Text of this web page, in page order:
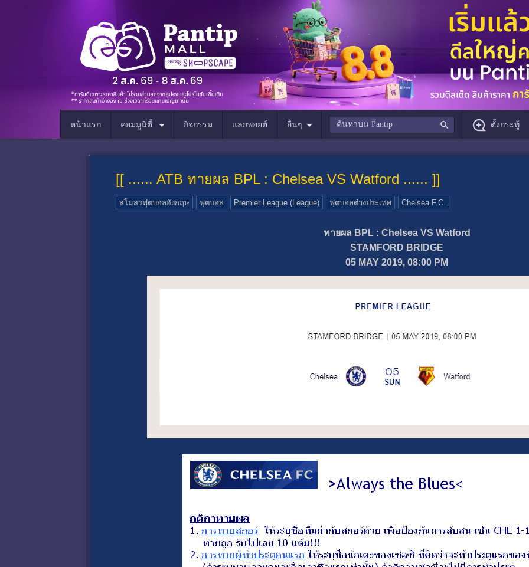
หน้าแรก คอมมูนิตี้ กิจกรรม แลกพอยต์ อื่นๆ ตั้งกระทู้
[[ ...... ATB ทายผล BPL : Chelsea VS Watford ...... ]]
สโมสรฟุตบอลอังกฤษ ฟุตบอล Premier League (League) ฟุตบอลต่างประเทศ Chelsea F.C.
ทายผล BPL : Chelsea VS Watford
STAMFORD BRIDGE
05 MAY 2019, 08:00 PM